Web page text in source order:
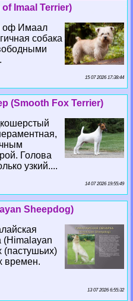
Imaal Terrier)
оф Имаал
собака
15 07 2026 17:38:44
(Smooth Fox Terrier)
Голова
узкий....
14 07 2026 19:55:49
Sheepdog)
(Himalayan
(пастушьих)
времен.
13 07 2026 6:55:32